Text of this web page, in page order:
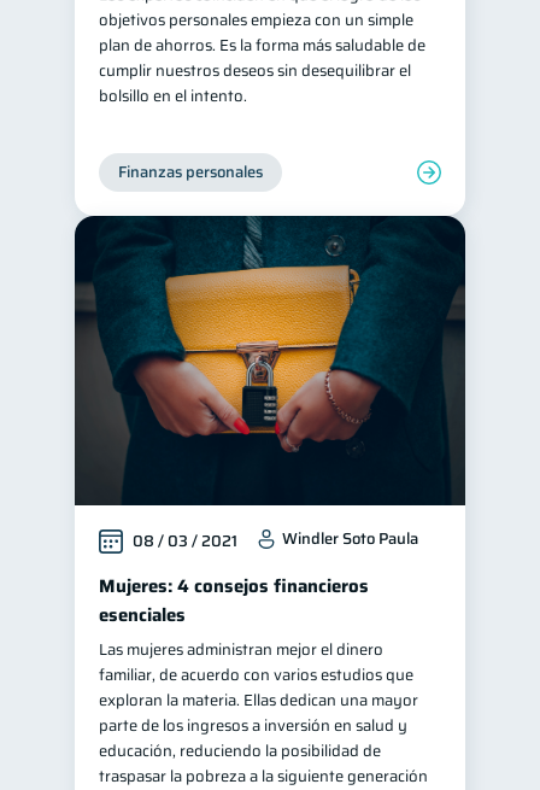
Salud mental 1 ahorro 1
Retiro 1 Doble sueldo
Gasto responsable
objetivos personales empieza con un simple
plan de ahorros. Es la forma más saludable de
cumplir nuestros deseos sin desequilibrar el
bolsillo en el intento.
Finanzas personales
08 / 03 / 2021 Windler Soto Paula
Mujeres: 4 consejos financieros
esenciales
Las mujeres administran mejor el dinero
familiar, de acuerdo con varios estudios que
exploran la materia. Ellas dedican una mayor
parte de los ingresos a inversión en salud y
educación, reduciendo la posibilidad de
traspasar la pobreza a la siguiente generación